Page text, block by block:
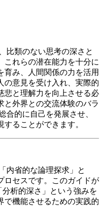
比類のない思考の深さと
これらの潜在能力を十分に
育み、人間関係の力を活用
の意見を受け入れ、実際的
悲と理解力を向上させる必
と外界との交流体験のバラ
合的に自己を発展させ、
ることができます。
内省的な論理探求」と
ロセスです。このガイドが
析的深さ」という強みを
で機能させるための実践的